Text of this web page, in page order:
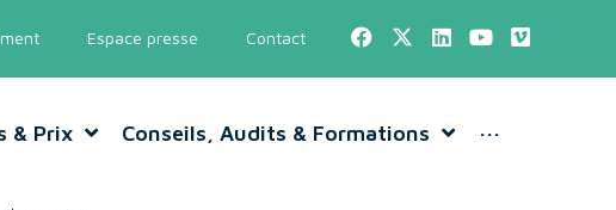
Espace presse Contact
& Prix Conseils, Audits & Formations ···